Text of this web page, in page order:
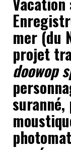
mer (du
projet
doowop